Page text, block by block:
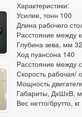
Характеристики:
Усилие, тонн 100
Длина рабочего
Расстояние между
Глубина зева, мм
Ход пуансона 140
Расстояние между
Скорость рабочая/
Мощность
Габариты, ДхШхВ,
Вес нетто/брутто,